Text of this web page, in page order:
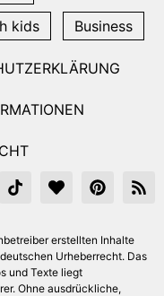
kids
Business
erstellten Inhalte
Urheberrecht. Das
und Texte liegt
Ohne ausdrückliche,